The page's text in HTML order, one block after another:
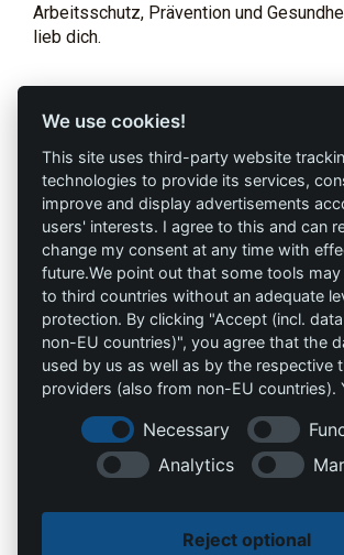
Arbeitsschutz, Prävention und
lieb dich.
Profi-Marken
AAV Arbeitsschutz
GmbH
Allprotec® Just work
safe
Omniprotect –
Onlineshop
AGB`s
Kontakt
info@die-schutzprofis.de
Wohlenbergstraße 6
We use cookies!
This site uses third-party website
technologies to provide its services,
improve and display advertisements
users' interests. I agree to this and can
change my consent at any time with
future.We point out that some tools
to third countries without an adequate
protection. By clicking "Accept (incl.
non-EU countries)", you agree that the
used by us as well as by the respective
providers (also from non-EU countries).
Necessary
Analytics
Reject optional